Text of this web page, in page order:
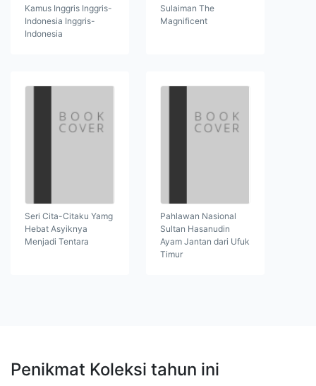
Kamus Inggris Inggris-
Indonesia Inggris-
Indonesia
Sulaiman The
Magnificent
Seri Cita-Citaku Yamg
Hebat Asyiknya
Menjadi Tentara
Pahlawan Nasional
Sultan Hasanudin
Ayam Jantan dari Ufuk
Timur
Penikmat Koleksi tahun ini